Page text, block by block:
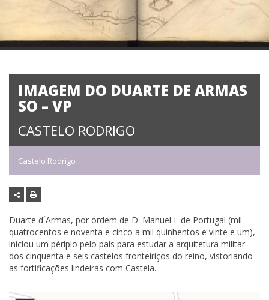
IMAGEM DO DUARTE DE ARMAS
SO – VP
CASTELO RODRIGO
Castelo Rodrigo
Duarte d´Armas, por ordem de D. Manuel I de Portugal (mil
quatrocentos e noventa e cinco a mil quinhentos e vinte e um),
iniciou um périplo pelo país para estudar a arquitetura militar
dos cinquenta e seis castelos fronteiriços do reino, vistoriando
as fortificações lindeiras com Castela.